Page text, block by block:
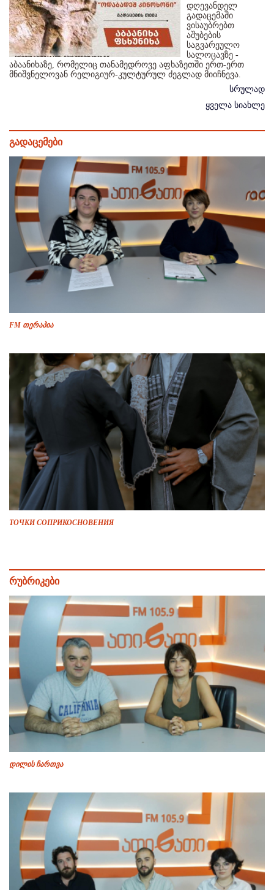
დღევანდელ
გადაცემაში
ვისაუბრებთ
აშუბების
საგვარეულო
სალოცავზე -
აბაანიხაზე, რომელიც თანამედროვე აფხაზეთში ერთ-ერთ
მნიშვნელოვან რელიგიურ-კულტურულ ძეგლად მიიჩნევა.
სრულად
ყველა სიახლე
გადაცემები
FM თერაპია
ТОЧКИ СОПРИКОСНОВЕНИЯ
რუბრიკები
დილის ჩართვა